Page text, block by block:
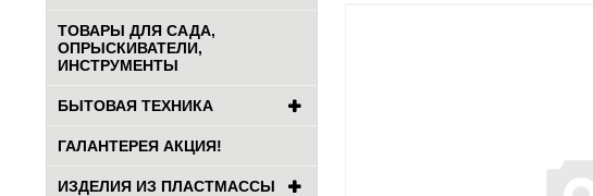
ТОВАРЫ ДЛЯ САДА,
ОПРЫСКИВАТЕЛИ,
ИНСТРУМЕНТЫ
БЫТОВАЯ ТЕХНИКА
ГАЛАНТЕРЕЯ АКЦИЯ!
ИЗДЕЛИЯ ИЗ ПЛАСТМАССЫ